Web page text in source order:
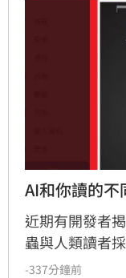
AI和你讀的
近期有開發者
蟲與人類讀者
身分為
-337分鐘前